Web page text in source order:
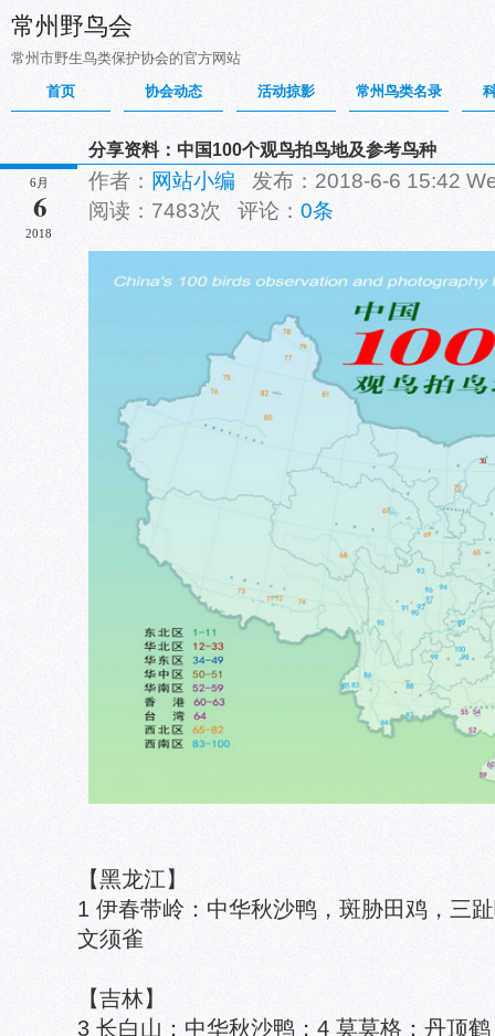
常州野鸟会
常州市野生鸟类保护协会的官方网站
首页
协会动态 活动掠影 常州鸟类名录
6月
6
2018
分享资料：中国100个观鸟拍鸟地及参考鸟种
作者： 网站小编 发布：2018-6-6 15:42
阅读：7483次 评论： 0条
【黑龙江】
1 伊春带岭：中华秋沙鸭，斑胁田鸡，三
文须雀
【吉林】
3 长白山：中华秋沙鸭；4 莫莫格：丹顶